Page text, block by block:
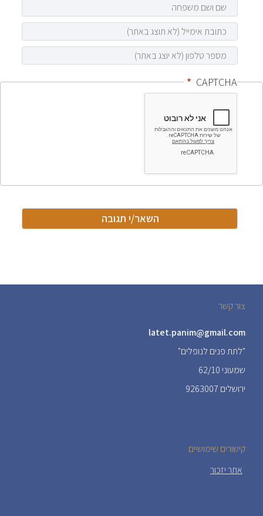
CAPTCHA
צור קשר
latet.panim@gmail.com
"לתת פנים לנופלים"
שמעוני 62/10
ירושלים 9263007
קישורים שימושיים
אתר יזכור